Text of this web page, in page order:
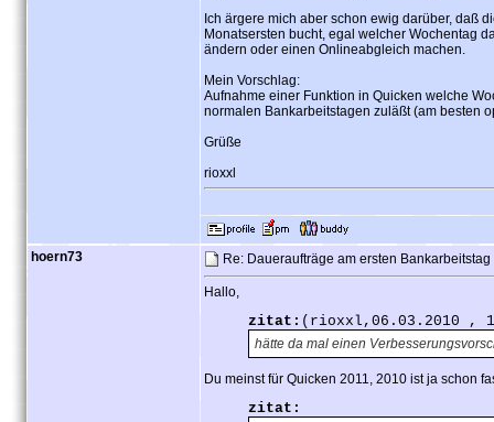
Ich ärgere mich aber schon ewig darüber, daß
Monatsersten bucht, egal welcher Wochentag
ändern oder einen Onlineabgleich machen.
Mein Vorschlag:
Aufnahme einer Funktion in Quicken welche
normalen Bankarbeitstagen zuläßt (am besten
Grüße
rioxxl
hoern73 Re: Daueraufträge am ersten
Hallo,
zitat: (rioxxl,06.03.2010 ,
hätte da mal einen
Du meinst für Quicken 2011, 2010 ist ja schon
zitat: